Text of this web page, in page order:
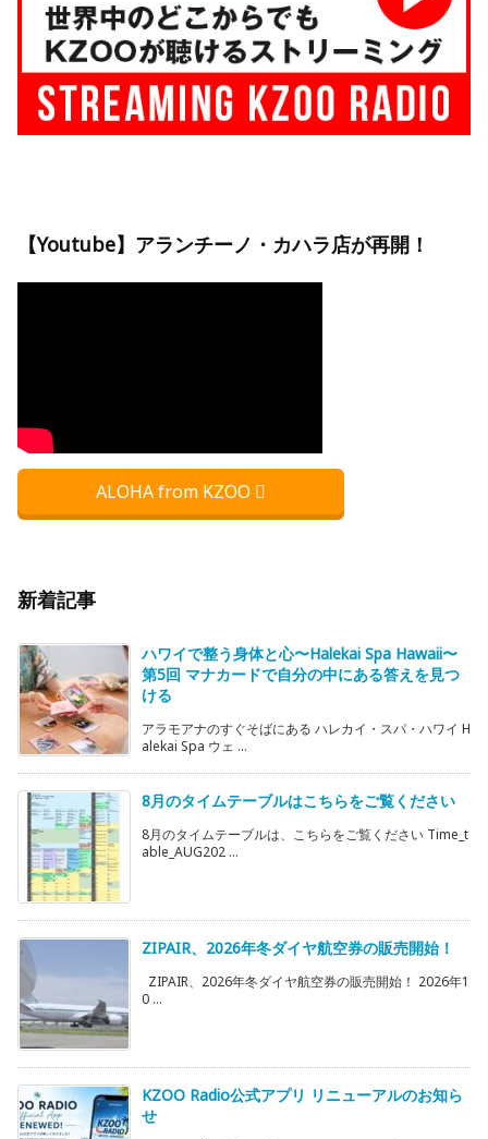
【Youtube】アランチーノ・カハラ店が再開！
ALOHA from KZOO
新着記事
ハワイで整う身体と心〜Halekai Spa Hawaii〜
第5回 マナカードで自分の中にある答えを見つ
ける
アラモアナのすぐそばにある ハレカイ・スパ・ハワイ H
alekai Spa ウェ ...
8月のタイムテーブルはこちらをご覧ください
8月のタイムテーブルは、こちらをご覧ください Time_t
able_AUG202 ...
ZIPAIR、2026年冬ダイヤ航空券の販売開始！
ZIPAIR、2026年冬ダイヤ航空券の販売開始！ 2026年1
0 ...
KZOO Radio公式アプリ リニューアルのお知ら
せ